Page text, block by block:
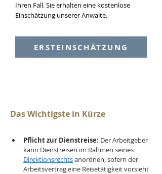
Ihren Fall. Sie erhalten eine kostenlose
Einschätzung unserer Anwälte.
ERSTEINSCHÄTZUNG
Das Wichtigste in Kürze
Pflicht zur Dienstreise: Der Arbeitgeber
kann Dienstreisen im Rahmen seines
Direktionsrechts anordnen, sofern der
Arbeitsvertrag eine Reisetätigkeit vorsieht